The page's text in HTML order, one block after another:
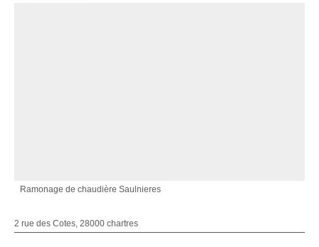
Ramonage de chaudière Saulnieres
2 rue des Cotes, 28000 chartres